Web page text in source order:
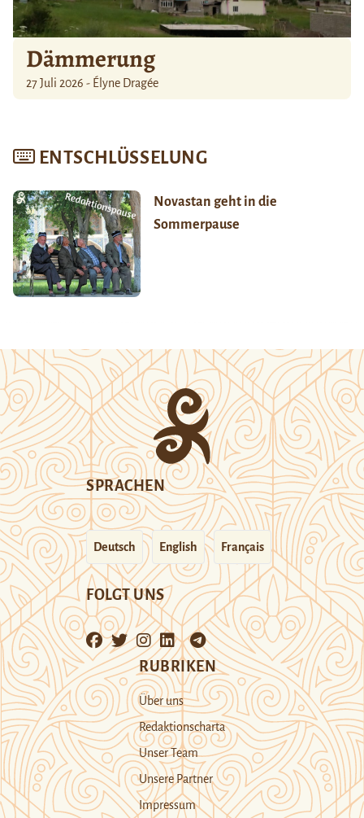
Dämmerung
27 Juli 2026 - Élyne Dragée
ENTSCHLÜSSELUNG
Novastan geht in die
Sommerpause
SPRACHEN
Deutsch English Français
FOLGT UNS
RUBRIKEN
Über uns
Redaktionscharta
Unser Team
Unsere Partner
Impressum